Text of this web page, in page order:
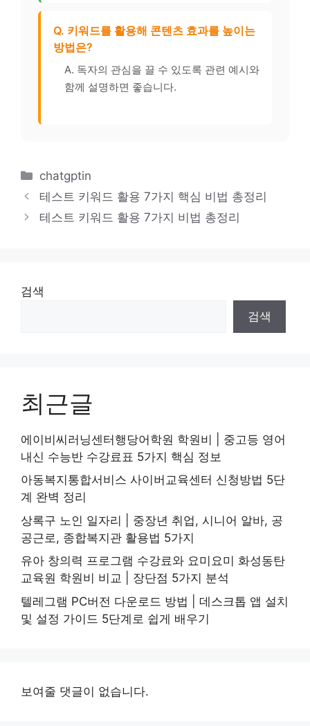
Q. 키워드를 활용해 콘텐츠 효과를 높이는
방법은?
A. 독자의 관심을 끌 수 있도록 관련 예시와
함께 설명하면 좋습니다.
카
테
고
리
chatgptin
테스트 키워드 활용 7가지 핵심 비법 총정리
테스트 키워드 활용 7가지 비법 총정리
검색
검색
최근글
에이비씨러닝센터행당어학원 학원비 | 중고등 영어
내신 수능반 수강료표 5가지 핵심 정보
아동복지통합서비스 사이버교육센터 신청방법 5단
계 완벽 정리
상록구 노인 일자리 | 중장년 취업, 시니어 알바, 공
공근로, 종합복지관 활용법 5가지
유아 창의력 프로그램 수강료와 요미요미 화성동탄
교육원 학원비 비교 | 장단점 5가지 분석
텔레그램 PC버전 다운로드 방법 | 데스크톱 앱 설치
및 설정 가이드 5단계로 쉽게 배우기
보여줄 댓글이 없습니다.